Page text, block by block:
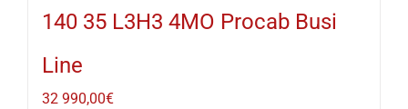
140 35 L3H3 4MO Procab Busi
Line
32 990,00€